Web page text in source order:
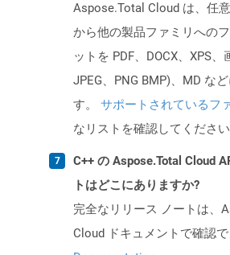
Aspose.Total Cloud は、任
から他の製品ファミリへの
ットを PDF、DOCX、XPS、
JPEG、PNG BMP)、MD な
す。 サポートされているフ
なリストを確認してください
C++ の Aspose.Total Cloud
トはどこにありますか?
完全なリリース ノートは、
Cloud ドキュメントで確認で